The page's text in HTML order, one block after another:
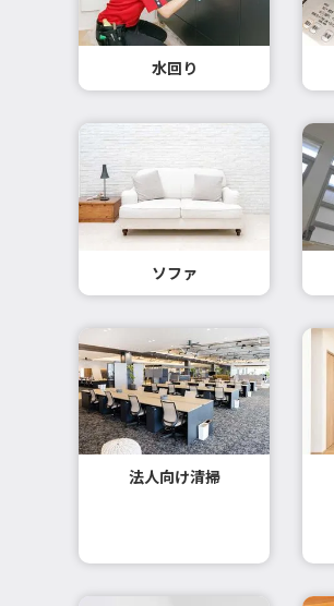
水回り
ソファ
法人向け清掃